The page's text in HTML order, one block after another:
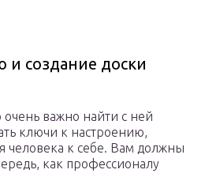
и создание доски
важно найти с ней
ключи к настроению,
человека к себе. Вам должны
как профессионалу